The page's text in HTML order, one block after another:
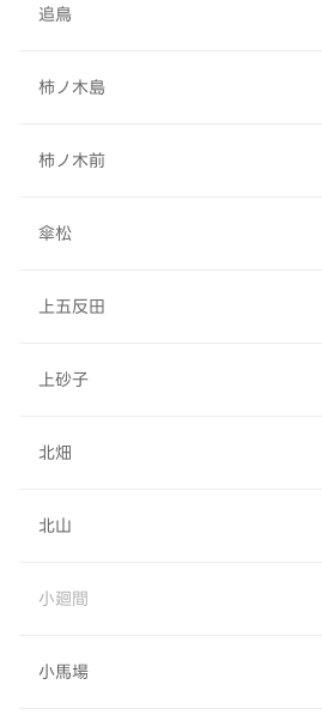
追鳥
柿ノ木島
柿ノ木前
傘松
上五反田
上砂子
北畑
北山
小廻間
小馬場